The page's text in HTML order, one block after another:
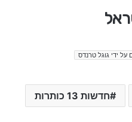
על ידי גוגל טרנדס
חדשות 13 כותרות